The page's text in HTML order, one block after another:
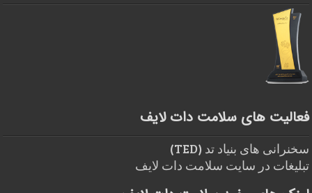
فعالیت های سلامت دات لایف
سخنرانی های بنیاد تد (TED)
تبلیغات در سایت سلامت دات لایف